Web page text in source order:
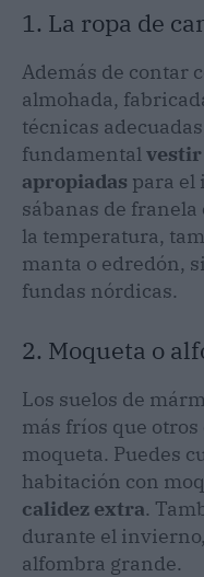
1. La ropa de
Además de contar
almohada,
técnicas
fundamentalvestir
apropiadas para el
sábanas de
la temperatura,
manta o edredón,
fundas nórdicas.
2. Moqueta o
Los suelos de
más fríos que otros
moqueta. Puedes
habitación con
calidez extra.
durante el
alfombra grande.